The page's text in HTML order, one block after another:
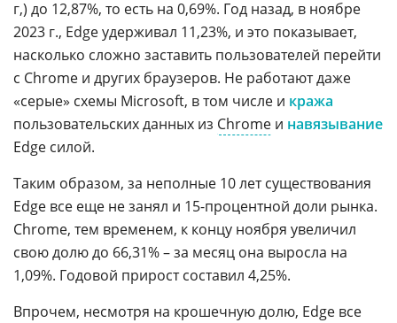
г,) до 12,87%, то есть на 0,69%. Год назад, в ноябре
2023 г., Edge удерживал 11,23%, и это показывает,
насколько сложно заставить пользователей перейти
с Chrome и других браузеров. Не работают даже
«серые» схемы Microsoft, в том числе и кража
пользовательских данных из Chrome и навязывание
Edge силой.
Таким образом, за неполные 10 лет существования
Edge все еще не занял и 15-процентной доли рынка.
Chrome, тем временем, к концу ноября увеличил
свою долю до 66,31% – за месяц она выросла на
1,09%. Годовой прирост составил 4,25%.
Впрочем, несмотря на крошечную долю, Edge все